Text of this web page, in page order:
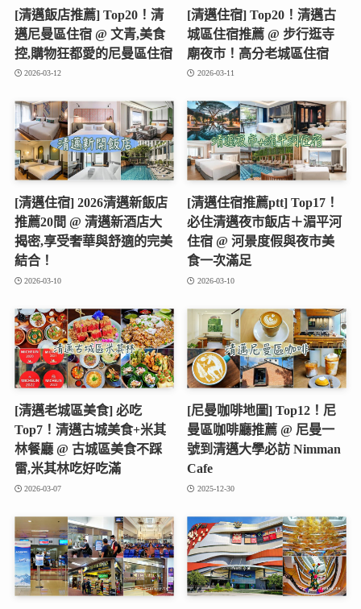
[清邁飯店推薦] Top20！清
邁尼曼區住宿 @ 文青,美食
控,購物狂都愛的尼曼區住宿
2026-03-12
[清邁住宿] Top20！清邁古
城區住宿推薦 @ 步行逛寺
廟夜市！高分老城區住宿
2026-03-11
[清邁住宿] 2026清邁新飯店
推薦20間 @ 清邁新酒店大
揭密,享受奢華與舒適的完美
結合！
2026-03-10
[清邁住宿推薦ptt] Top17！
必住清邁夜市飯店＋湄平河
住宿 @ 河景度假與夜市美
食一次滿足
2026-03-10
[清邁老城區美食] 必吃
Top7！清邁古城美食+米其
林餐廳 @ 古城區美食不踩
雷,米其林吃好吃滿
2026-03-07
[尼曼咖啡地圖] Top12！尼
曼區咖啡廳推薦 @ 尼曼一
號到清邁大學必訪 Nimman
Cafe
2025-12-30